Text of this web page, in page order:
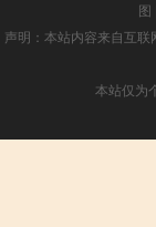
图
声明：本站内容来自互
本站仅为